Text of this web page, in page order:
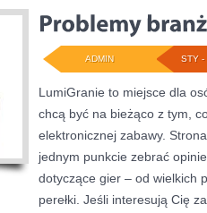
STY -
ADMIN
LumiGranie to miejsce dla
chcą być na bieżąco z tym,
elektronicznej zabawy.
jednym punkcie zebrać
dotyczące gier – od wielkich
perełki. Jeśli interesują Cię